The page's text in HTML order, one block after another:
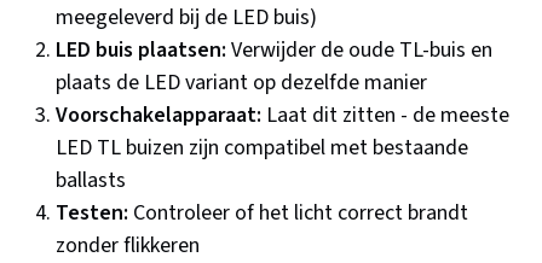
meegeleverd bij de LED buis)
LED buis plaatsen: Verwijder de oude TL-buis en
plaats de LED variant op dezelfde manier
Voorschakelapparaat: Laat dit zitten - de meeste
LED TL buizen zijn compatibel met bestaande
ballasts
Testen: Controleer of het licht correct brandt
zonder flikkeren